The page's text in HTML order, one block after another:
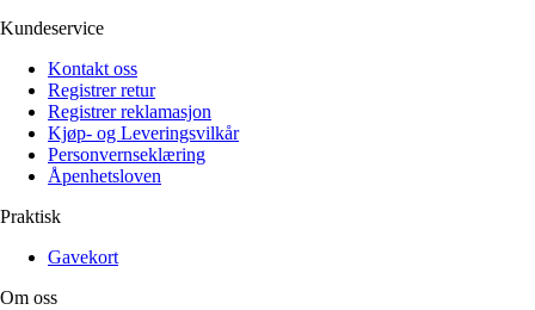
Kundeservice
Kontakt oss
Registrer retur
Registrer reklamasjon
Kjøp- og Leveringsvilkår
Personvernseklæring
Åpenhetsloven
Praktisk
Gavekort
Om oss